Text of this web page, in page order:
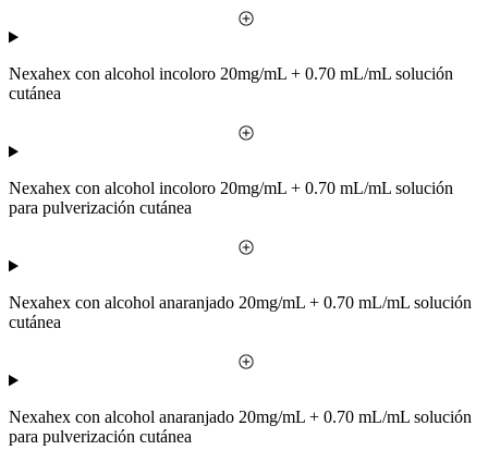
Nexahex con alcohol incoloro 20mg/mL + 0.70 mL/mL solución
cutánea
Nexahex con alcohol incoloro 20mg/mL + 0.70 mL/mL solución
para pulverización cutánea
Nexahex con alcohol anaranjado 20mg/mL + 0.70 mL/mL solución
cutánea
Nexahex con alcohol anaranjado 20mg/mL + 0.70 mL/mL solución
para pulverización cutánea